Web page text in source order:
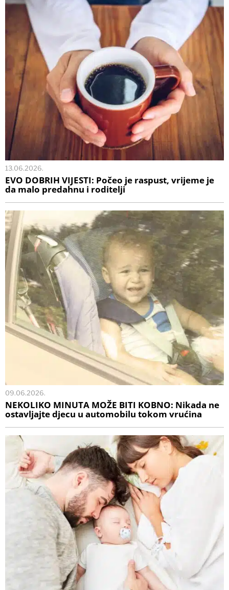
13.06.2026.
EVO DOBRIH VIJESTI: Počeo je raspust, vrijeme je
da malo predahnu i roditelji
09.06.2026.
NEKOLIKO MINUTA MOŽE BITI KOBNO: Nikada ne
ostavljajte djecu u automobilu tokom vrućina